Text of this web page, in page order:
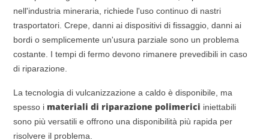
nell'industria mineraria, richiede l'uso continuo di nastri
trasportatori. Crepe, danni ai dispositivi di fissaggio, danni ai
bordi o semplicemente un'usura parziale sono un problema
costante. I tempi di fermo devono rimanere prevedibili in caso
di riparazione.
La tecnologia di vulcanizzazione a caldo è disponibile, ma
spesso i materiali di riparazione polimerici iniettabili
sono più versatili e offrono una disponibilità più rapida per
risolvere il problema.